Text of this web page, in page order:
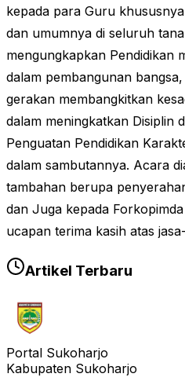
kepada para Guru
dan umumnya di seluruh
mengungkapkan Pendidikan
dalam pembangunan
gerakan membangkitkan
dalam meningkatkan Disiplin
Penguatan Pendidikan
dalam sambutannya. Acara
tambahan berupa
dan Juga kepada
ucapan terima kasih atas
Artikel Terbaru
Portal Sukoharjo
Kabupaten Sukoharjo